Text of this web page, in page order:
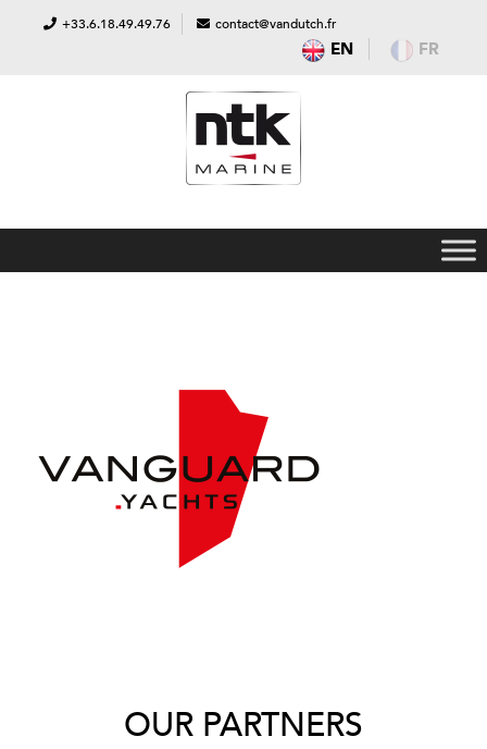
+33.6.18.49.49.76 contact@vandutch.fr
EN FR
OUR PARTNERS